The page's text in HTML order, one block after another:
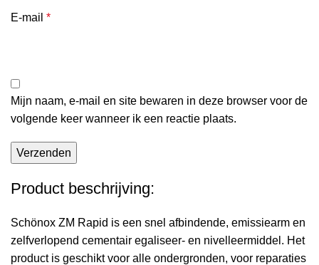
E-mail *
Mijn naam, e-mail en site bewaren in deze browser voor de
volgende keer wanneer ik een reactie plaats.
Product beschrijving:
Schönox ZM Rapid is een snel afbindende, emissiearm en
zelfverlopend cementair egaliseer- en nivelleermiddel. Het
product is geschikt voor alle ondergronden, voor reparaties